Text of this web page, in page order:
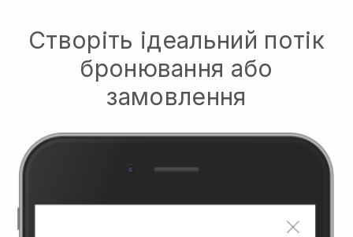
Створіть ідеальний потік
бронювання або
замовлення